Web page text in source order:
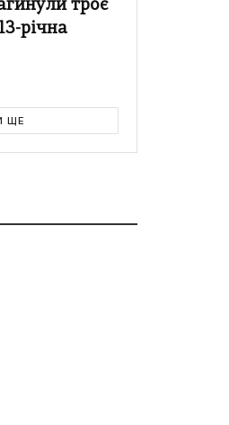
троє
річна
ЩЕ